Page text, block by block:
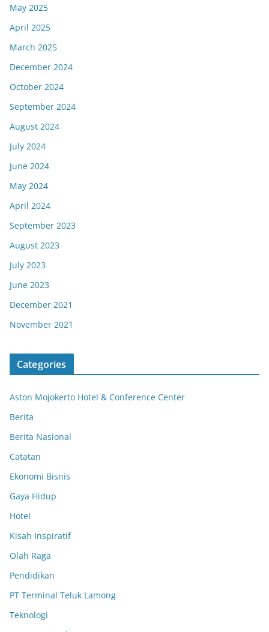
May 2025
April 2025
March 2025
December 2024
October 2024
September 2024
August 2024
July 2024
June 2024
May 2024
April 2024
September 2023
August 2023
July 2023
June 2023
December 2021
November 2021
Categories
Aston Mojokerto Hotel & Conference Center
Berita
Berita Nasional
Catatan
Ekonomi Bisnis
Gaya Hidup
Hotel
Kisah Inspiratif
Olah Raga
Pendidikan
PT Terminal Teluk Lamong
Teknologi